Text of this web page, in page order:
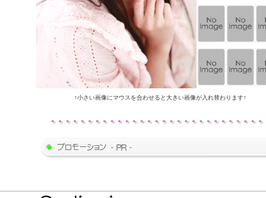
↑小さい画像にマウスを合わせると大きい画像が入れ替わります↑